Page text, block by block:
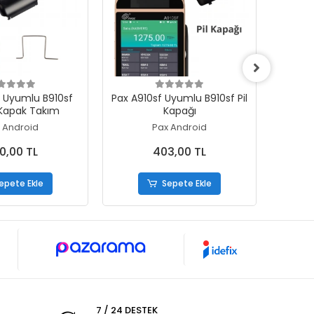
Ekle
Uyumlu B910sf
Takım
Android
TL
Ekle
Sepete Ekle
Pax A910sf Uyumlu B910sf Pil
Kapağı
Pax Android
403,00 TL
Sepete Ekle
7 / 24 DESTEK